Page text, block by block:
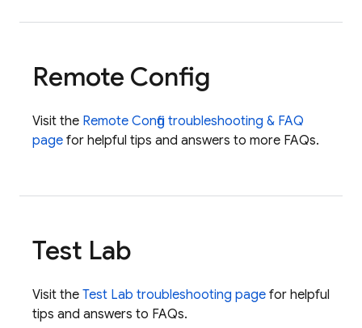
Remote Config
Visit the Remote Config troubleshooting & FAQ
page for helpful tips and answers to more FAQs.
Test Lab
Visit the Test Lab troubleshooting page for helpful
tips and answers to FAQs.